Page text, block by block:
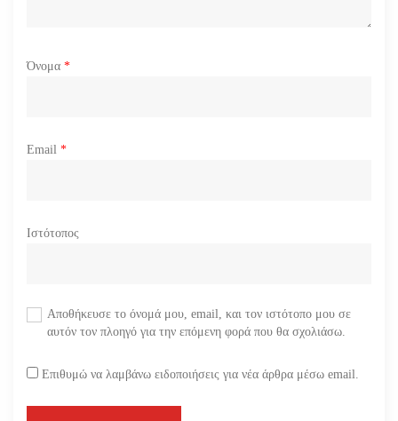
Όνομα *
Email *
Ιστότοπος
Αποθήκευσε το όνομά μου, email, και τον ιστότοπο μου σε
αυτόν τον πλοηγό για την επόμενη φορά που θα σχολιάσω.
Επιθυμώ να λαμβάνω ειδοποιήσεις για νέα άρθρα μέσω email.